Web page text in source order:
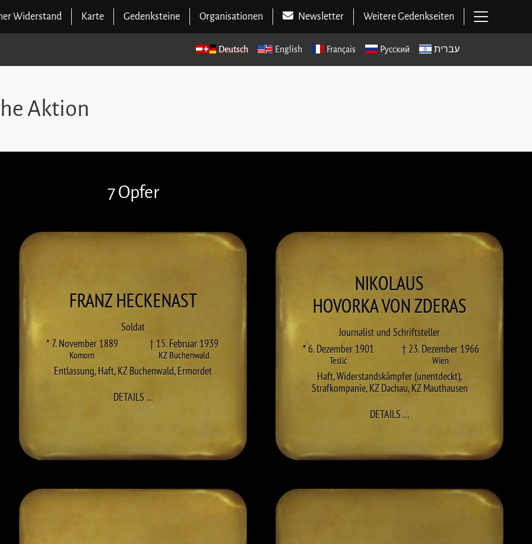
Widerstand Karte Gedenksteine Organisationen Newsletter Weitere Gedenkseiten
Deutsch English Français Русский עברית
Aktion
7 Opfer
FRANZHECKENAST
Soldat
* 7. November 1889
Komorn
† 15. Februar 1939
KZ Buchenwald
Entlassung,Haft,KZ Buchenwald,Ermordet
DETAILS…ZU FRANZ HECKENAST
NIKOLAUS
HOVORKA VON ZDERAS
Journalist und Schriftsteller
* 6. Dezember 1901
Teslić
† 23. Dezember 1966
Wien
Haft,Widerstandskämpfer (unentdeckt),
Strafkompanie,KZ Dachau,KZ Mauthausen
DETAILS…ZU NIKOLAUS HOVORKA VON